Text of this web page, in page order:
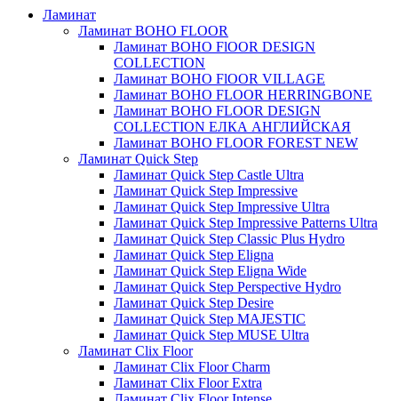
Ламинат
Ламинат BOHO FLOOR
Ламинат BOHO FlOOR DESIGN
COLLECTION
Ламинат BOHO FlOOR VILLAGE
Ламинат BOHO FLOOR HERRINGBONE
Ламинат BOHO FLOOR DESIGN
COLLECTION ЕЛКА АНГЛИЙСКАЯ
Ламинат BOHO FLOOR FOREST NEW
Ламинат Quick Step
Ламинат Quick Step Castle Ultra
Ламинат Quick Step Impressive
Ламинат Quick Step Impressive Ultra
Ламинат Quick Step Impressive Patterns Ultra
Ламинат Quick Step Classic Plus Hydro
Ламинат Quick Step Eligna
Ламинат Quick Step Eligna Wide
Ламинат Quick Step Perspective Hydro
Ламинат Quick Step Desire
Ламинат Quick Step MAJESTIC
Ламинат Quick Step MUSE Ultra
Ламинат Clix Floor
Ламинат Clix Floor Charm
Ламинат Clix Floor Extra